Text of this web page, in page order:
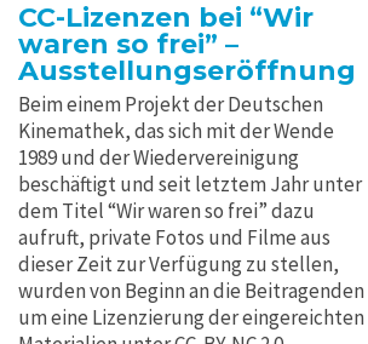
CC-Lizenzen bei “Wir
waren so frei” –
Ausstellungseröffnung
Beim einem Projekt der Deutschen
Kinemathek, das sich mit der Wende
1989 und der Wiedervereinigung
beschäftigt und seit letztem Jahr unter
dem Titel “Wir waren so frei” dazu
aufruft, private Fotos und Filme aus
dieser Zeit zur Verfügung zu stellen,
wurden von Beginn an die Beitragenden
um eine Lizenzierung der eingereichten